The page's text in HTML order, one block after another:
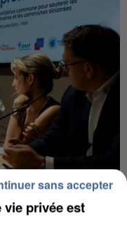
LANCE UN ÉLAN
vie privée est
sans accepter